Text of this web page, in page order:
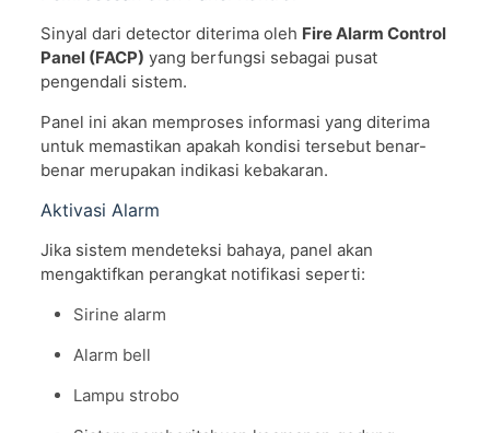
Sinyal dari detector diterima oleh Fire Alarm Control
Panel (FACP) yang berfungsi sebagai pusat
pengendali sistem.
Panel ini akan memproses informasi yang diterima
untuk memastikan apakah kondisi tersebut benar-
benar merupakan indikasi kebakaran.
Aktivasi Alarm
Jika sistem mendeteksi bahaya, panel akan
mengaktifkan perangkat notifikasi seperti:
Sirine alarm
Alarm bell
Lampu strobo